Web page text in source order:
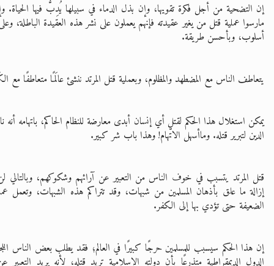
إن التضحية من أجل فكرة تقويها، وإن بذل الدماء في سبيلها يُدِبُّ فيها الحياة.
مارسوا عملية قتل من يغير عقيدته فإنهم يعملون على نشر هذه العقيدة الباطلة،
أسلوب، وبأحسن طريقة.
يتعاطف الناس مع المضطهد والمظلوم، وبعملية قتل المرتد ننشئ عالَمًا متعاطفًا مع
يمكن استغلال هذا الحكم لقتل أي إنسان أبدى معارضة للنظام الحاكم، باتهامه
الدين لتبرير قتله. وماأسهل الاتّهام! وهذا باب شر كبير.
قتل المرتد يتسبب في خوف الناس من التعبير عن آرائهم وشكوكهم، وبالتالي لن
إزالة ما علق بأذهان المسلمين من شبهات، وقد تتراكم هذه الشبهات، وتعمل
الضعيفة حتى تؤدي بها إلى الكفر.
إن هذا الحكم سيسبب للمسلمين حرجًا كبيرًا في العالم؛ فقد يطلب بعض الناس
الدول الديمقراطية متذرعًا بأن دولته الإسلامية تريد قتله، لأنه يريد